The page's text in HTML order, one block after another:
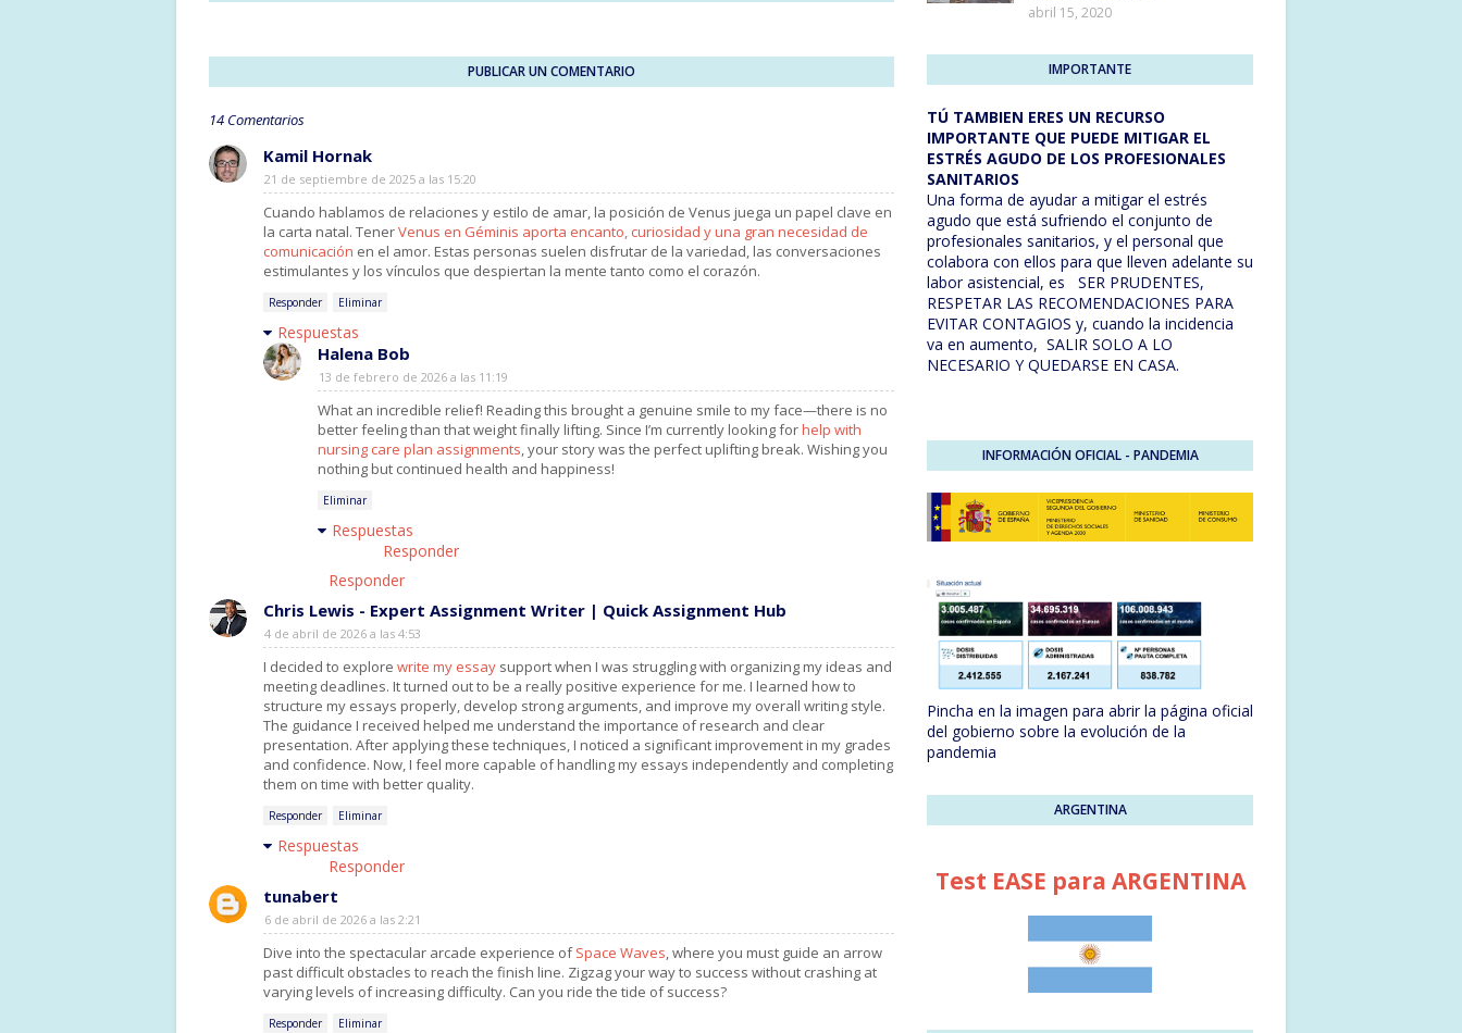
PUBLICAR UN COMENTARIO
14 Comentarios
Kamil Hornak
21 de septiembre de 2025 a las 15:20
Cuando hablamos de relaciones y estilo de amar, la posición de Venus juega un papel clave en
la carta natal. TenerVenus en Géminis aporta encanto, curiosidad y una gran necesidad de
comunicación en el amor. Estas personas suelen disfrutar de la variedad, las conversaciones
estimulantes y los vínculos que despiertan la mente tanto como el corazón.
Responder Eliminar
Respuestas
Halena Bob
13 de febrero de 2026 a las 11:19
What an incredible relief! Reading this brought a genuine smile to my face—there is no
better feeling than that weight finally lifting. Since I’m currently looking forhelp with
nursing care plan assignments, your story was the perfect uplifting break. Wishing you
nothing but continued health and happiness!
Eliminar
Respuestas
Responder
Responder
Chris Lewis - Expert Assignment Writer | Quick Assignment Hub
4 de abril de 2026 a las 4:53
I decided to explore write my essay support when I was struggling with organizing my ideas and
meeting deadlines. It turned out to be a really positive experience for me. I learned how to
structure my essays properly, develop strong arguments, and improve my overall writing style.
The guidance I received helped me understand the importance of research and clear
presentation. After applying these techniques, I noticed a significant improvement in my grades
and confidence. Now, I feel more capable of handling my essays independently and completing
them on time with better quality.
Responder Eliminar
Respuestas
Responder
tunabert
6 de abril de 2026 a las 2:21
Dive into the spectacular arcade experience ofSpace Waves, where you must guide an arrow
past difficult obstacles to reach the finish line. Zigzag your way to success without crashing at
varying levels of increasing difficulty. Can you ride the tide of success?
Responder Eliminar
abril 15, 2020
IMPORTANTE
TÚ TAMBIEN ERES UN RECURSO
IMPORTANTE QUE PUEDE MITIGAR EL
ESTRÉS AGUDO DE LOS PROFESIONALES
SANITARIOS
Una forma de ayudar a mitigar el estrés
agudo que está sufriendo el conjunto de
profesionales sanitarios, y el personal que
colabora con ellos para que lleven adelante su
labor asistencial, es SER PRUDENTES,
RESPETAR LAS RECOMENDACIONES PARA
EVITAR CONTAGIOS y, cuando la incidencia
va en aumento, SALIR SOLO A LO
NECESARIO Y QUEDARSE EN CASA.
INFORMACIÓN OFICIAL - PANDEMIA
Pincha en la imagen para abrir la página oficial
del gobierno sobre la evolución de la
pandemia
ARGENTINA
Test EASE para ARGENTINA